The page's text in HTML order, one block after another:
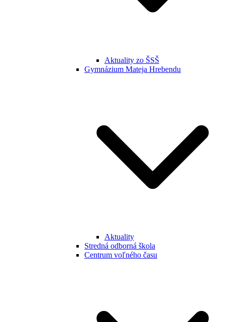
Aktuality zo ŠSŠ
Gymnázium Mateja Hrebendu
Aktuality
Stredná odborná škola
Centrum voľného času